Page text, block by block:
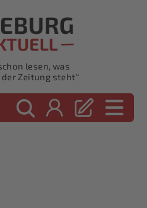
lesen, was
Zeitung steht“